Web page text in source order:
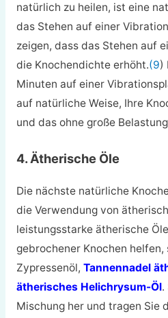
natürlich zu heilen, ist eine
das Stehen auf einer
zeigen, dass das Stehen auf
die Knochendichte erhöht.(9)
Minuten auf einer
auf natürliche Weise, Ihre
und das ohne große
4. Ätherische Öle
Die nächste natürliche
die Verwendung von
leistungsstarke ätherische
gebrochener Knochen
Zypressenöl, Tannennadel
ätherisches Helichrysum-Öl.
Mischung her und tragen Sie